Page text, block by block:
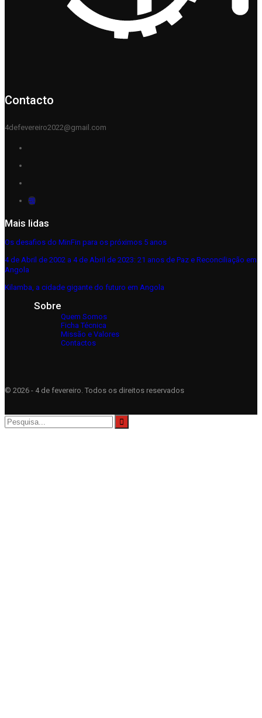
Contacto
4defevereiro2022@gmail.com
Mais lidas
Os desafios do MinFin para os próximos 5 anos
4 de Abril de 2002 a 4 de Abril de 2023: 21 anos de Paz e Reconciliação em
Angola
Kilamba, a cidade gigante do futuro em Angola
Sobre
Quem Somos
Ficha Técnica
Missão e Valores
Contactos
© 2026 - 4 de fevereiro. Todos os direitos reservados